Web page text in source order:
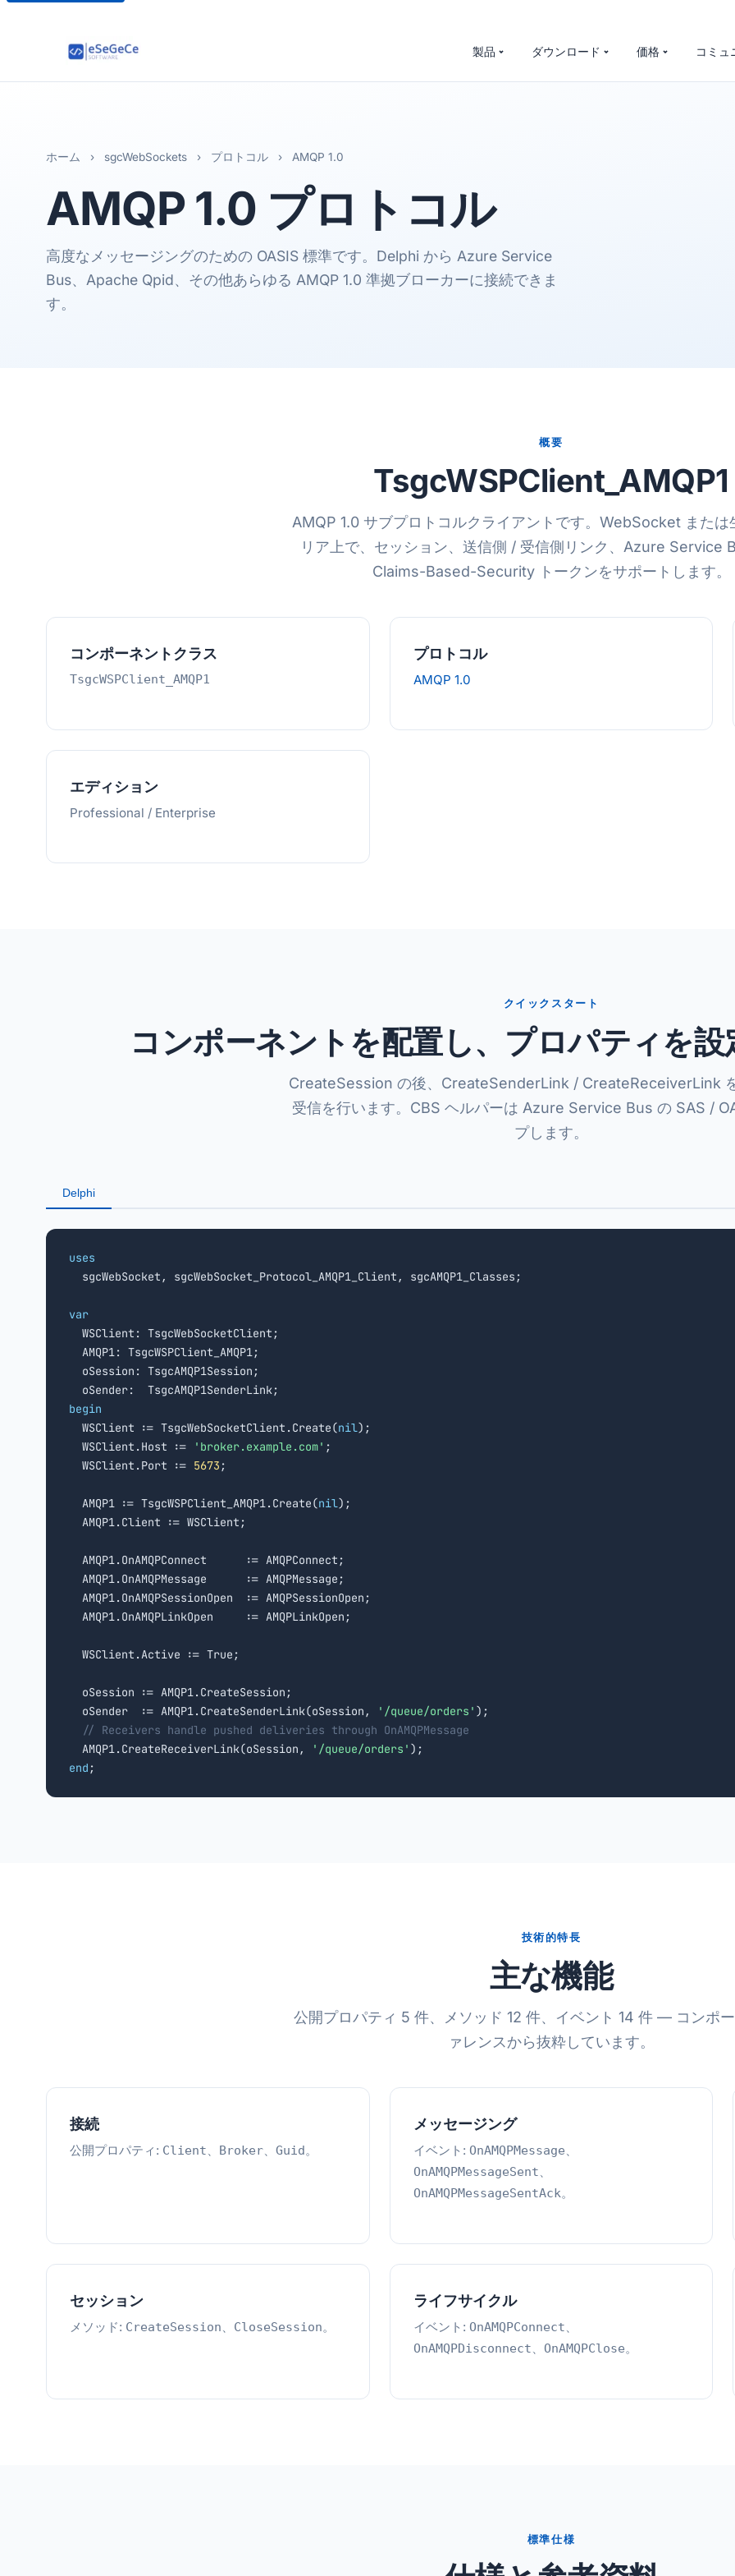
製品 ダウンロード 価格 コミュ
ホーム › sgcWebSockets › プロトコル › AMQP 1.0
AMQP 1.0 プロトコル
高度なメッセージングのための OASIS 標準です。Delphi から Azure Service
Bus、Apache Qpid、その他あらゆる AMQP 1.0 準拠ブローカーに接続できま
す。
概要
TsgcWSPClient_AMQP1
AMQP 1.0 サブプロトコルクライアントです。WebSocket または
リア上で、セッション、送信側 / 受信側リンク、Azure Service
Claims-Based-Security トークンをサポートします。
コンポーネントクラス
TsgcWSPClient_AMQP1
プロトコル
AMQP 1.0
エディション
Professional / Enterprise
クイックスタート
コンポーネントを配置し、プロパティを設
CreateSession の後、CreateSenderLink / CreateReceiverLink
受信を行います。CBS ヘルパーは Azure Service Bus の SAS /
プします。
Delphi
uses
sgcWebSocket, sgcWebSocket_Protocol_AMQP1_Client, sgcAMQP1_Classes;
var
WSClient: TsgcWebSocketClient;
  AMQP1: TsgcWSPClient_AMQP1;
  oSession: TsgcAMQP1Session;
begin
WSClient := TsgcWebSocketClient.Create(nil);
  WSClient.Host :=
'broker.example.com' ;
  WSClient.Port :=
5673 ;
  AMQP1 := TsgcWSPClient_AMQP1.Create(
nil);
  AMQP1.Client := WSClient;
  AMQP1.OnAMQPConnect      := AMQPConnect;
  AMQP1.OnAMQPMessage      := AMQPMessage;
  AMQP1.OnAMQPSessionOpen  := AMQPSessionOpen;
  AMQP1.OnAMQPLinkOpen     := AMQPLinkOpen;
  WSClient.Active := True;
  oSession := AMQP1.CreateSession;
  oSender  := AMQP1.CreateSenderLink(oSession,
'/queue/orders' );
// Receivers handle pushed deliveries through OnAMQPMessage
  AMQP1.CreateReceiverLink(oSession,
'/queue/orders'
end ;
技術的特長
主な機能
公開プロパティ 5 件、メソッド 12 件、イベント 14 件 — コンポ
ァレンスから抜粋しています。
接続
公開プロパティ: Client、 Broker、 Guid。
メッセージング
イベント: OnAMQPMessage、
OnAMQPMessageSent、
OnAMQPMessageSentAck。
セッション
メソッド: CreateSession、 CloseSession。
ライフサイクル
イベント: OnAMQPConnect、
OnAMQPDisconnect、 OnAMQPClose。
標準仕様